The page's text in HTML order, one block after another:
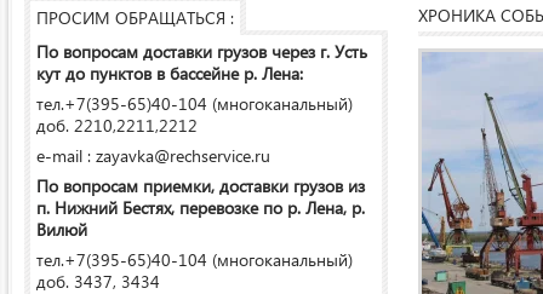
ПРОСИМ ОБРАЩАТЬСЯ :
По вопросам доставки грузов через г. Усть
кут до пунктов в бассейне р. Лена:
тел.+7(395-65)40-104 (многоканальный)
доб. 2210,2211,2212
e-mail : zayavka@rechservice.ru
По вопросам приемки, доставки грузов из
п. Нижний Бестях, перевозке по р. Лена, р.
Вилюй
тел.+7(395-65)40-104 (многоканальный)
доб. 3437, 3434
ХРОНИКА